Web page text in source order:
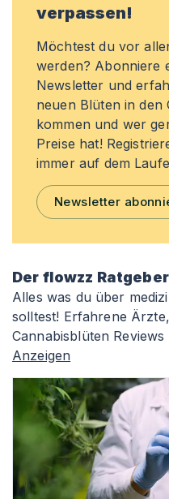
verpassen!
Möchtest du vor
werden? Abonniere
Newsletter und
neuen Blüten in den
kommen und wer
Preise hat!
immer auf dem
Newsletter
Der flowzz Ratgeber
Alles was du über
solltest! Erfahrene
Cannabisblüten
Anzeigen